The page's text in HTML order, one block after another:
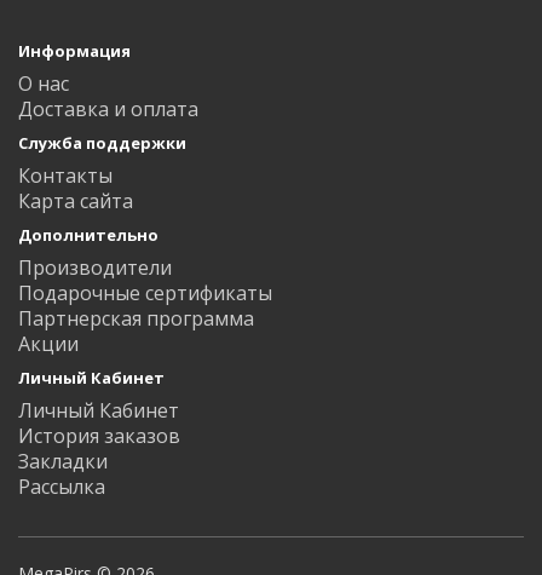
Информация
О нас
Доставка и оплата
Служба поддержки
Контакты
Карта сайта
Дополнительно
Производители
Подарочные сертификаты
Партнерская программа
Акции
Личный Кабинет
Личный Кабинет
История заказов
Закладки
Рассылка